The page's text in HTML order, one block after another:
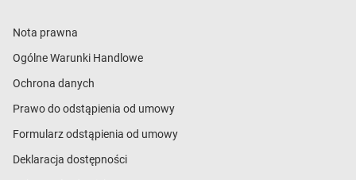
Nota prawna
Ogólne Warunki Handlowe
Ochrona danych
Prawo do odstąpienia od umowy
Formularz odstąpienia od umowy
Deklaracja dostępności